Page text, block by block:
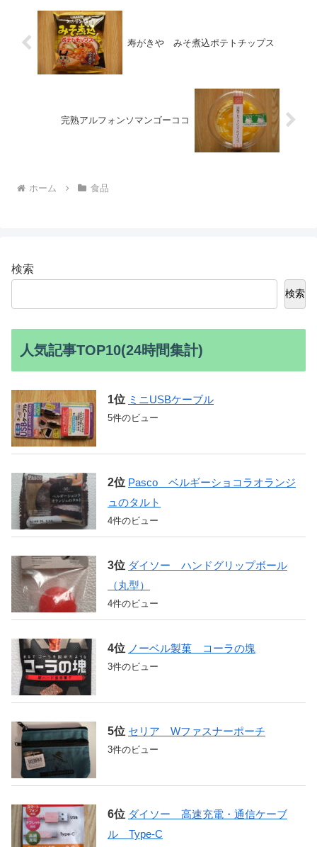
寿がきや みそ煮込ポテトチップス
完熟アルフォンソマンゴーココ
ホーム 食品
検索
検索
人気記事TOP10(24時間集計)
ミニUSBケーブル
5件のビュー
Pasco ベルギーショコラオランジ
ュのタルト
4件のビュー
ダイソー ハンドグリップボール
（丸型）
4件のビュー
ノーベル製菓 コーラの塊
3件のビュー
セリア Wファスナーポーチ
3件のビュー
ダイソー 高速充電・通信ケーブ
ル Type-C